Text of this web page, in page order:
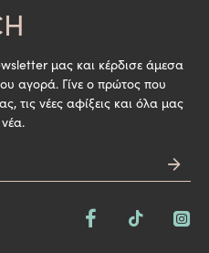
μας και κέρδισε άμεσα
αγορά. Γίνε ο πρώτος που
τις νέες αφίξεις και όλα μας